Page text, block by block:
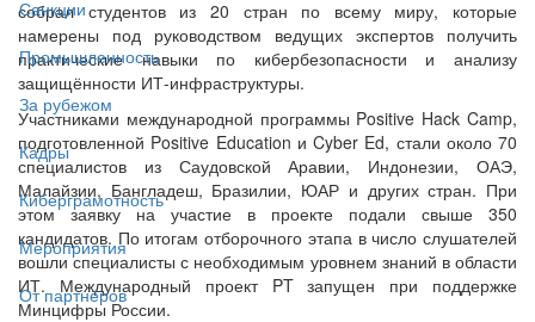
Санкции
Промышленность
За рубежом
Кадры
Киберграмотность
Мероприятия
От партнёров
собрал студентов из 20 стран по всему миру, которые
намерены под руководством ведущих экспертов получить
практические навыки по кибербезопасности и анализу
защищённости ИТ-инфраструктуры.
Участниками международной программы Positive Hack Camp,
подготовленной Positive Education и Cyber Ed, стали около 70
специалистов из Саудовской Аравии, Индонезии, ОАЭ,
Малайзии, Бангладеш, Бразилии, ЮАР и других стран. При
этом заявку на участие в проекте подали свыше 350
кандидатов. По итогам отборочного этапа в число слушателей
вошли специалисты с необходимым уровнем знаний в области
ИТ. Международный проект PT запущен при поддержке
Минцифры России.